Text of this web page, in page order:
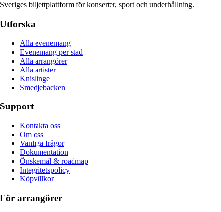
Sveriges biljettplattform för konserter, sport och underhållning.
Utforska
Alla evenemang
Evenemang per stad
Alla arrangörer
Alla artister
Knislinge
Smedjebacken
Support
Kontakta oss
Om oss
Vanliga frågor
Dokumentation
Önskemål & roadmap
Integritetspolicy
Köpvillkor
För arrangörer